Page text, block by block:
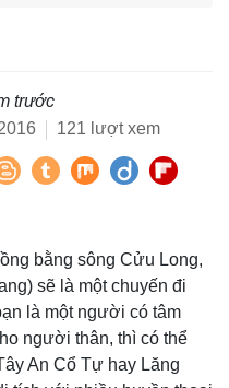
trước
121 lượt xem
bằng sông Cửu Long,
sẽ là một chuyến đi
là một người có tâm
người thân, thì có thể
An Cổ Tự hay Lăng